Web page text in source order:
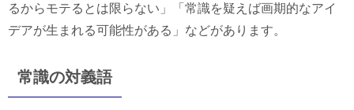
るからモテるとは限らない」「常識を疑えば画期的なアイ
デアが生まれる可能性がある」などがあります。
常識の対義語